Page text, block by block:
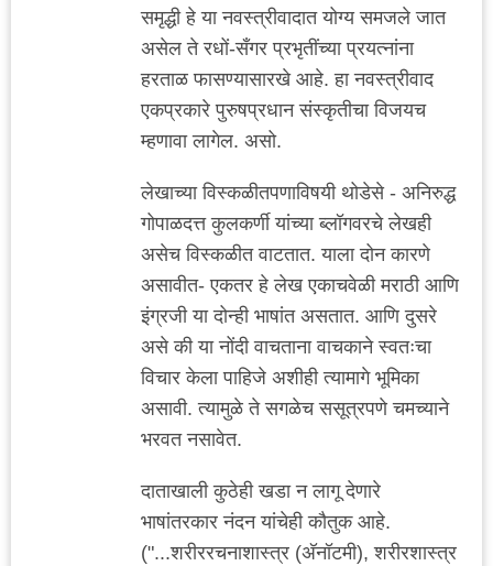
समृद्धी हे या नवस्त्रीवादात योग्य समजले जात
असेल ते रधों-सँगर प्रभृतींच्या प्रयत्नांना
हरताळ फासण्यासारखे आहे. हा नवस्त्रीवाद
एकप्रकारे पुरुषप्रधान संस्कृतीचा विजयच
म्हणावा लागेल. असो.
लेखाच्या विस्कळीतपणाविषयी थोडेसे - अनिरुद्ध
गोपाळदत्त कुलकर्णी यांच्या ब्लॉगवरचे लेखही
असेच विस्कळीत वाटतात. याला दोन कारणे
असावीत- एकतर हे लेख एकाचवेळी मराठी आणि
इंग्रजी या दोन्ही भाषांत असतात. आणि दुसरे
असे की या नोंदी वाचताना वाचकाने स्वतःचा
विचार केला पाहिजे अशीही त्यामागे भूमिका
असावी. त्यामुळे ते सगळेच ससूत्रपणे चमच्याने
भरवत नसावेत.
दाताखाली कुठेही खडा न लागू देणारे
भाषांतरकार नंदन यांचेही कौतुक आहे.
("...शरीररचनाशास्त्र (अ‍ॅनॉटमी), शरीरशास्त्र